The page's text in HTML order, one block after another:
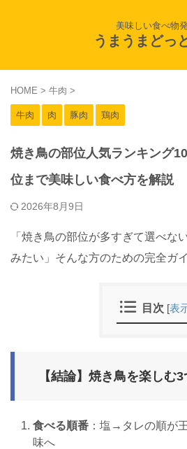
美味しい食べ物
うまうまどっ
HOME > 牛肉 >
牛肉 肉 豚肉 鶏肉
焼き鳥の部位人気ランキング
位まで美味しい食べ方を解説
2026年8月9日
「焼き鳥の部位が多すぎて選べな
みたい」そんな方のための完全ガ
目次 [表
【結論】焼き鳥を楽しむ
食べる順番 ：塩→タレの順が
味へ